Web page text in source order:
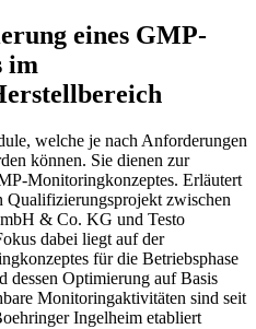
eines GMP-
im
welche je nach Anforderungen
können. Sie dienen zur
Monitoringkonzeptes. Erläutert
Qualifizierungsprojekt zwischen
& Co. KG und Testo
dabei liegt auf der
für die Betriebsphase
dessen Optimierung auf Basis
Monitoringaktivitäten sind seit
Ingelheim etabliert